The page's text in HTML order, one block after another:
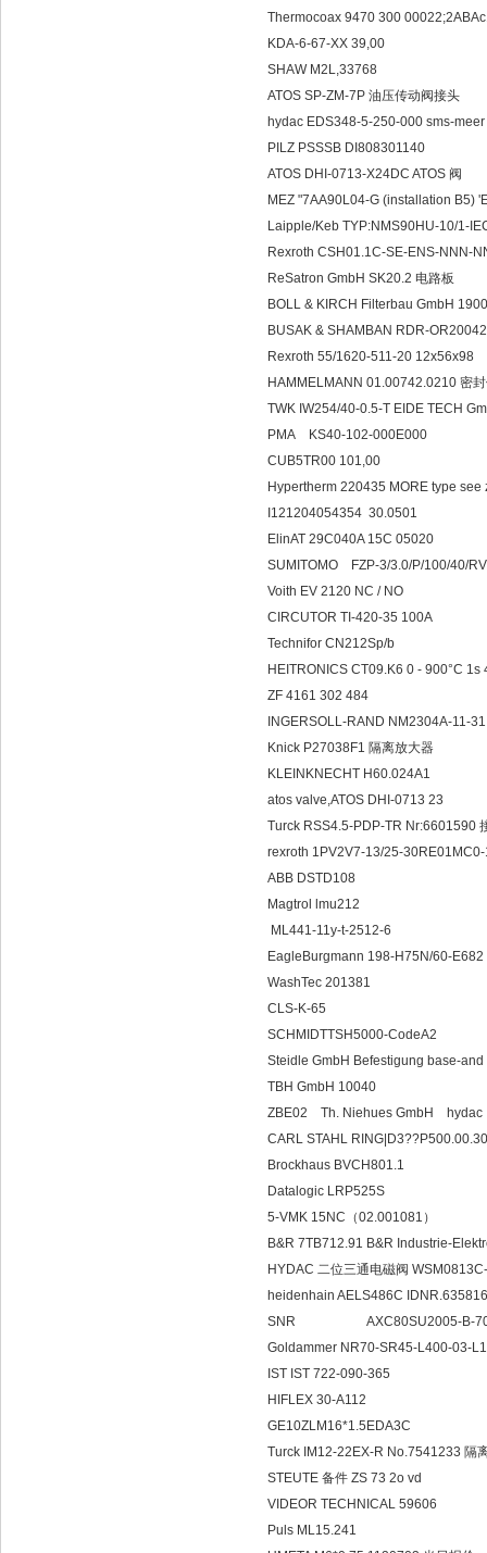
Thermocoax 9470 300
KDA-6-67-XX 39,00
SHAW M2L,33768
ATOS SP-ZM-7P 油压传动阀接头
hydac EDS348-5-250-000 sms-
PILZ PSSSB DI808301140
ATOS DHI-0713-X24DC ATOS 阀
MEZ "7AA90L04-G (installation B5)
Laipple/Keb TYP:NMS90HU-10/1-
Rexroth CSH01.1C-SE-ENS-NNN-
ReSatron GmbH SK20.2 电路板
BOLL & KIRCH Filterbau GmbH
BUSAK & SHAMBAN RDR-
Rexroth 55/1620-511-20 12x56x98
HAMMELMANN 01.00742.0210 密
TWK IW254/40-0.5-T EIDE TECH
PMA KS40-102-000E000
CUB5TR00 101,00
Hypertherm 220435 MORE type see
I121204054354 30.0501
ElinAT 29C040A 15C 05020
SUMITOMO FZP-3/3.0/P/100/40/
Voith EV 2120 NC / NO
CIRCUTOR TI-420-35 100A
Technifor CN212Sp/b
HEITRONICS CT09.K6 0 - 900°C 1s
ZF 4161 302 484
INGERSOLL-RAND NM2304A-11-31
Knick P27038F1 隔离放大器
KLEINKNECHT H60.024A1
atos valve,ATOS DHI-0713 23
Turck RSS4.5-PDP-TR Nr:6601590
rexroth 1PV2V7-13/25-
ABB DSTD108
Magtrol lmu212
ML441-11y-t-2512-6
EagleBurgmann 198-H75N/60-E682
WashTec 201381
CLS-K-65
SCHMIDTTSH5000-CodeA2
Steidle GmbH Befestigung base-
TBH GmbH 10040
ZBE02 Th. Niehues GmbH hydac
CARL STAHL RING|D3??P500.00.30
Brockhaus BVCH801.1
Datalogic LRP525S
5-VMK 15NC（02.001081）
B&R 7TB712.91 B&R Industrie-
HYDAC 二位三通电磁阀
heidenhain AELS486C
SNR AXC80SU2005-B-
Goldammer NR70-SR45-L400-03-
IST IST 722-090-365
HIFLEX 30-A112
GE10ZLM16*1.5EDA3C
Turck IM12-22EX-R No.7541233 隔
STEUTE 备件 ZS 73 2o vd
VIDEOR TECHNICAL 59606
Puls ML15.241